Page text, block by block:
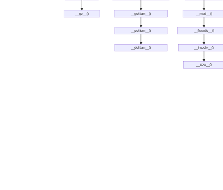
__ge__() __getitem__()
__setitem__()
__delitem__()
__mod__()
__floordiv__()
__truediv__()
__pow__()